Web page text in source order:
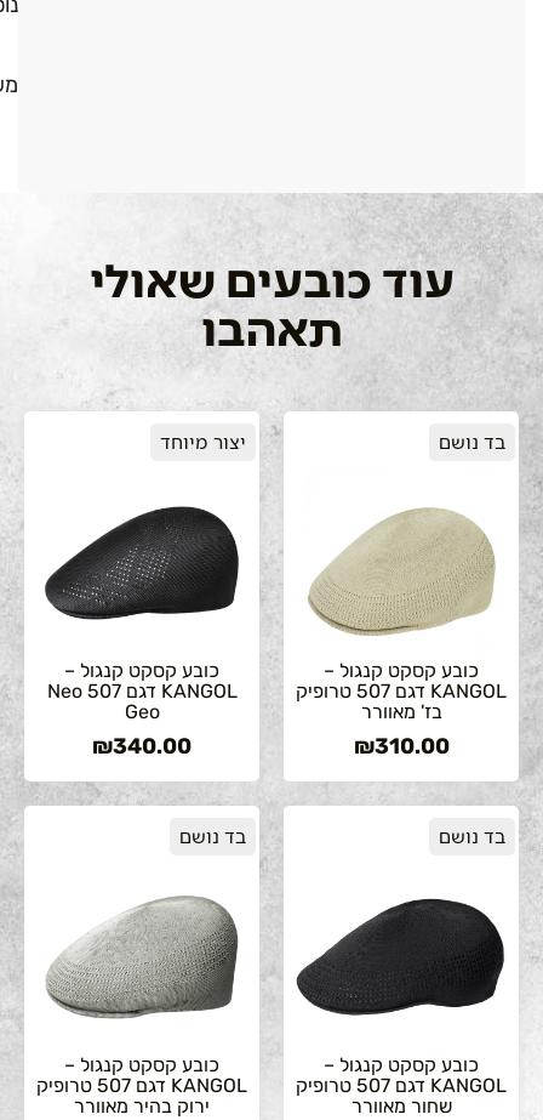
עוד כובעים שאולי
תאהבו
בד נושם
כובע קסקט קנגול –
KANGOL דגם 507 טרופיק
בז' מאוורר
₪310.00
יצור מיוחד
כובע קסקט קנגול –
KANGOL דגם 507 Neo
Geo
₪340.00
בד נושם
כובע קסקט קנגול –
KANGOL דגם 507 טרופיק
שחור מאוורר
בד נושם
כובע קסקט קנגול –
KANGOL דגם 507 טרופיק
ירוק בהיר מאוורר